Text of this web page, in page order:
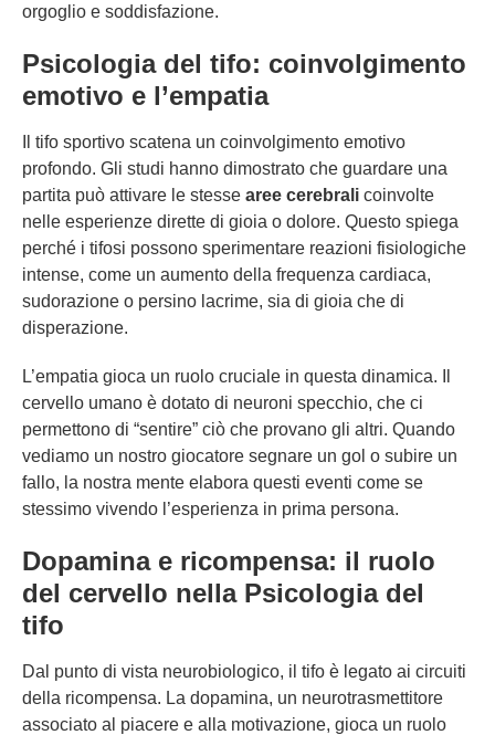
orgoglio e soddisfazione.
Psicologia del tifo: coinvolgimento
emotivo e l’empatia
Il tifo sportivo scatena un coinvolgimento emotivo
profondo. Gli studi hanno dimostrato che guardare una
partita può attivare le stesse aree cerebrali coinvolte
nelle esperienze dirette di gioia o dolore. Questo spiega
perché i tifosi possono sperimentare reazioni fisiologiche
intense, come un aumento della frequenza cardiaca,
sudorazione o persino lacrime, sia di gioia che di
disperazione.
L’empatia gioca un ruolo cruciale in questa dinamica. Il
cervello umano è dotato di neuroni specchio, che ci
permettono di “sentire” ciò che provano gli altri. Quando
vediamo un nostro giocatore segnare un gol o subire un
fallo, la nostra mente elabora questi eventi come se
stessimo vivendo l’esperienza in prima persona.
Dopamina e ricompensa: il ruolo
del cervello nella Psicologia del
tifo
Dal punto di vista neurobiologico, il tifo è legato ai circuiti
della ricompensa. La dopamina, un neurotrasmettitore
associato al piacere e alla motivazione, gioca un ruolo